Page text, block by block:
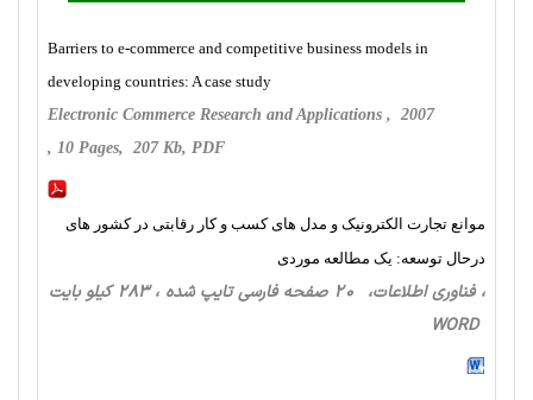
Barriers to e-commerce and competitive business models in
developing countries: A case study
Electronic Commerce Research and Applications , 2007
, 10 Pages, 207 Kb, PDF
موانع تجارت الکترونیک و مدل های کسب و کار رقابتی در کشور های
درحال توسعه: یک مطالعه موردی
، فناوری اطلاعات، 20 صفحه فارسی تایپ شده ، 283 کیلو بایت
WORD